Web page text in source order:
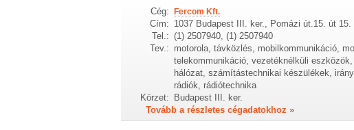
Cég: Fercom Kft.
Cím: 1037 Budapest III. ker., Pomázi út.15. út 15.
Tel.: (1) 2507940, (1) 2507940
Tev.: motorola, távközlés, mobilkommunikáció,
telekommunikáció, vezetéknélküli
hálózat, számítástechnikai készülékek,
rádiók, rádiótechnika
Körzet: Budapest III. ker.
Tovább a részletes cégadatokhoz »